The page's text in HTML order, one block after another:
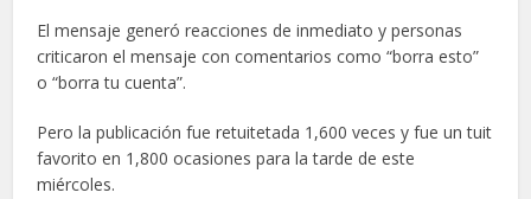
El mensaje generó reacciones de inmediato y personas
criticaron el mensaje con comentarios como “borra esto”
o “borra tu cuenta”.
Pero la publicación fue retuitetada 1,600 veces y fue un tuit
favorito en 1,800 ocasiones para la tarde de este
miércoles.